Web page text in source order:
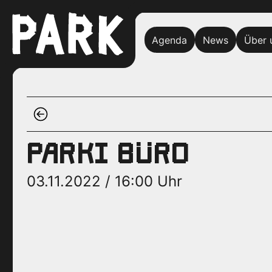
Agenda News Über
PARKI BÜRO
03.11.2022 / 16:00 Uhr